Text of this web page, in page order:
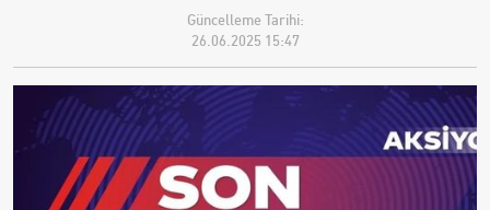
Güncelleme Tarihi:
26.06.2025 15:47